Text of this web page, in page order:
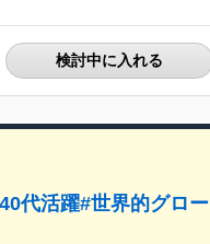
検討中に入れる
代活躍#世界的グロー